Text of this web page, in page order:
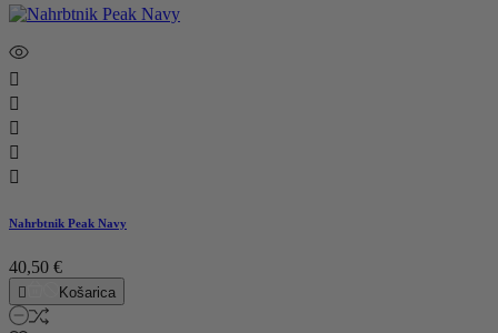





Nahrbtnik Peak Navy
40,50 €
 Košarica